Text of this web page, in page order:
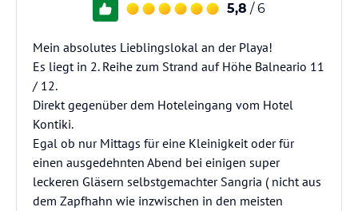
5,8 / 6
Mein absolutes Lieblingslokal an der Playa!
Es liegt in 2. Reihe zum Strand auf Höhe Balneario 11
/ 12.
Direkt gegenüber dem Hoteleingang vom Hotel
Kontiki.
Egal ob nur Mittags für eine Kleinigkeit oder für
einen ausgedehnten Abend bei einigen super
leckeren Gläsern selbstgemachter Sangria ( nicht aus
dem Zapfhahn wie inzwischen in den meisten